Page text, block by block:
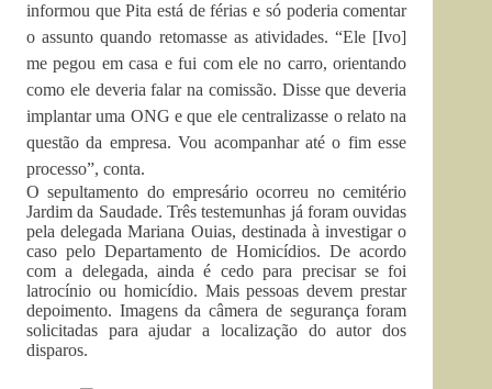
informou que Pita está de férias e só poderia comentar
o assunto quando retomasse as atividades. “Ele [Ivo]
me pegou em casa e fui com ele no carro, orientando
como ele deveria falar na comissão. Disse que deveria
implantar uma ONG e que ele centralizasse o relato na
questão da empresa. Vou acompanhar até o fim esse
processo”, conta.
O sepultamento do empresário ocorreu no cemitério
Jardim da Saudade. Três testemunhas já foram ouvidas
pela delegada Mariana Ouias, destinada à investigar o
caso pelo Departamento de Homicídios. De acordo
com a delegada, ainda é cedo para precisar se foi
latrocínio ou homicídio. Mais pessoas devem prestar
depoimento. Imagens da câmera de segurança foram
solicitadas para ajudar a localização do autor dos
disparos.